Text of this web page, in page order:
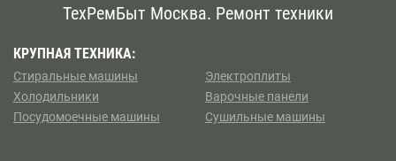
ТехРемБыт Москва. Ремонт техники
КРУПНАЯ ТЕХНИКА:
Стиральные машины
Холодильники
Посудомоечные машины
Электроплиты
Варочные панели
Сушильные машины